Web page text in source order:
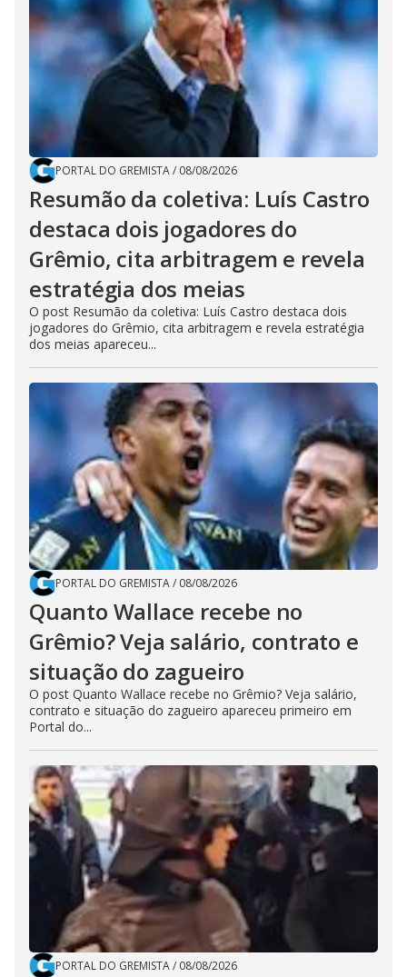
PORTAL DO GREMISTA/ 08/08/2026
Resumão da coletiva: Luís Castro
destaca dois jogadores do
Grêmio, cita arbitragem e revela
estratégia dos meias
O post Resumão da coletiva: Luís Castro destaca dois
jogadores do Grêmio, cita arbitragem e revela estratégia
dos meias apareceu...
PORTAL DO GREMISTA/ 08/08/2026
Quanto Wallace recebe no
Grêmio? Veja salário, contrato e
situação do zagueiro
O post Quanto Wallace recebe no Grêmio? Veja salário,
contrato e situação do zagueiro apareceu primeiro em
Portal do...
PORTAL DO GREMISTA/ 08/08/2026